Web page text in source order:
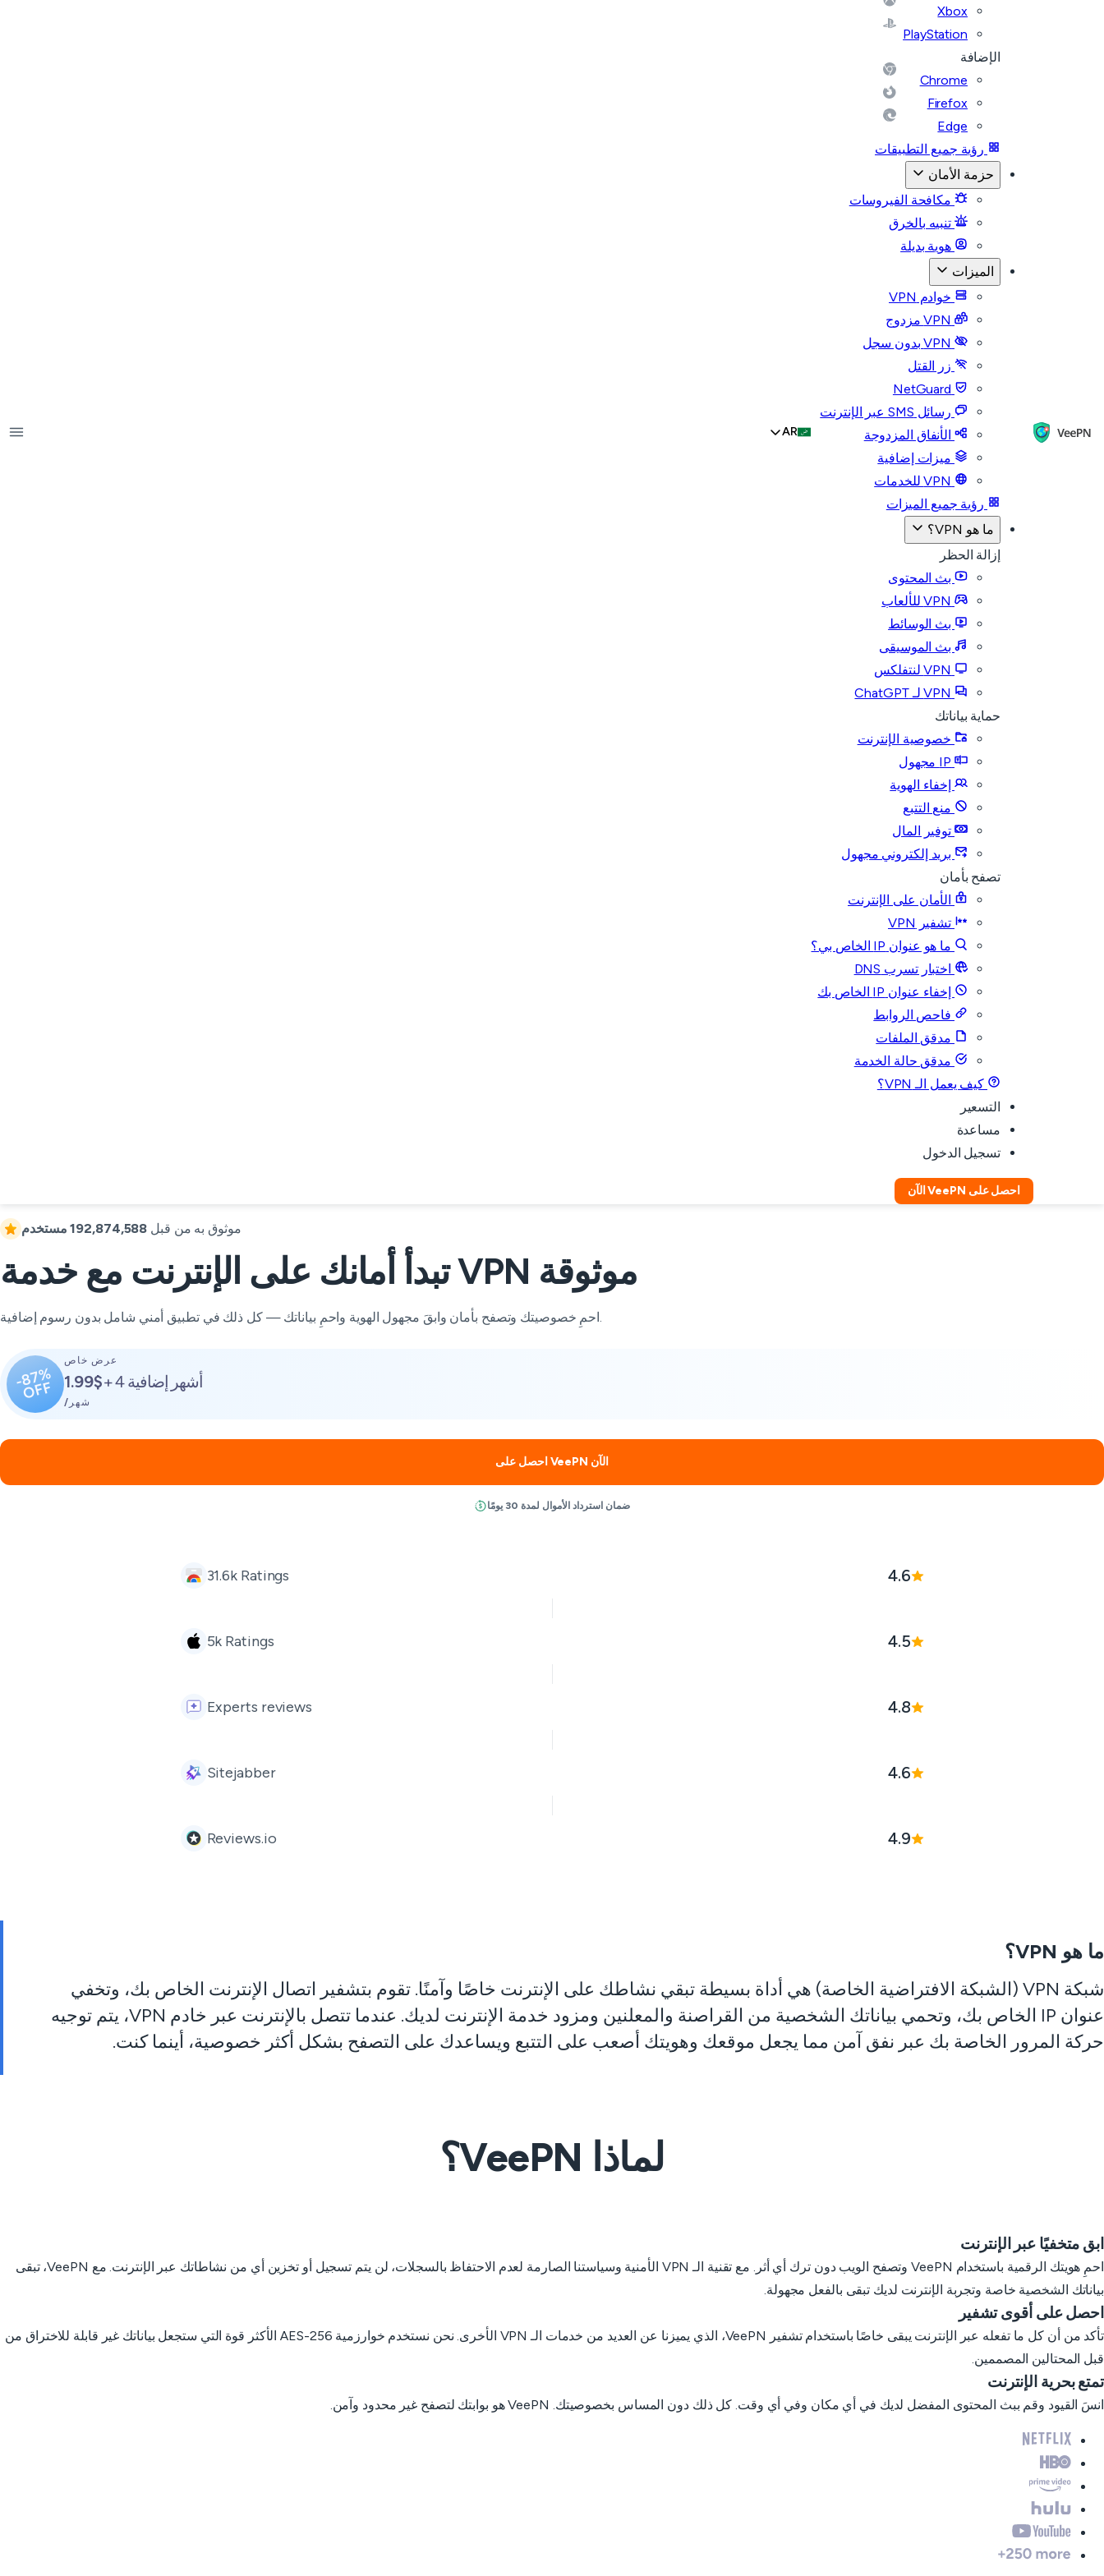
Xbox
PlayStation
الإضافة
Chrome
Firefox
Edge
رؤية جميع التطبيقات
حزمة الأمان
مكافحة الفيروسات
تنبيه بالخرق
هوية بديلة
الميزات
خوادم VPN
زر القتل
رسائل SMS عبر الإنترنت
الأنفاق المزدوجة
ميزات إضافية
رؤية جميع الميزات
ما هو VPN؟
إزالة الحظر
بث المحتوى
بث الوسائط
بث الموسيقى
حماية بياناتك
خصوصية الإنترنت
إخفاء الهوية
منع التتبع
توفير المال
بريد إلكتروني مجهول
تصفح بأمان
الأمان على الإنترنت
تشفير VPN
ما هو عنوان IP الخاص بي؟
اختبار تسرب DNS
إخفاء عنوان IP الخاص بك
فاحص الروابط
مدقق الملفات
مدقق حالة الخدمة
كيف يعمل الـ VPN؟
التسعير
مساعدة
تسجيل الدخول
احصل على VeePN الآن
AR
موثوق به من قبل 192,874,588 مستخدم
تبدأ أمانك على الإنترنت مع خدمة VPN موثوقة
احمِ خصوصيتك وتصفح بأمان وابقَ مجهول الهوية واحمِ بياناتك — كل ذلك في تطبيق أمني شامل بدون رسوم إضافية.
-87%
OFF
عرض خاص
1.99$ + 4 أشهر إضافية
/شهر
احصل على VeePN الآن
ضمان استرداد الأموال لمدة 30 يومًا
31.6k Ratings 4.6
5k Ratings 4.5
Experts reviews 4.8
Sitejabber 4.6
Reviews.io 4.9
ما هو VPN؟
شبكة VPN (الشبكة الافتراضية الخاصة) هي أداة بسيطة تبقي نشاطك على الإنترنت خاصًا وآمنًا. تقوم بتشفير اتصال الإنترنت الخاص بك، وتخفي
عنوان IP الخاص بك، وتحمي بياناتك الشخصية من القراصنة والمعلنين ومزود خدمة الإنترنت لديك. عندما تتصل بالإنترنت عبر خادم VPN، يتم توجيه
حركة المرور الخاصة بك عبر نفق آمن مما يجعل موقعك وهويتك أصعب على التتبع ويساعدك على التصفح بشكل أكثر خصوصية، أينما كنت.
لماذا VeePN؟
ابق متخفيًا عبر الإنترنت
احمِ هويتك الرقمية باستخدام VeePN وتصفح الويب دون ترك أي أثر. مع تقنية الـ VPN الأمنية وسياستنا الصارمة لعدم الاحتفاظ بالسجلات، لن يتم تسجيل أو تخزين أي من نشاطاتك عبر الإنترنت. مع VeePN، تبقى
بياناتك الشخصية خاصة وتجربة الإنترنت لديك تبقى بالفعل مجهولة.
احصل على أقوى تشفير
تأكد من أن كل ما تفعله عبر الإنترنت يبقى خاصًا باستخدام تشفير VeePN، الذي يميزنا عن العديد من خدمات الـ VPN الأخرى. نحن نستخدم خوارزمية AES-256 الأكثر قوة التي ستجعل بياناتك غير قابلة للاختراق من
قبل المحتالين المصممين.
تمتع بحرية الإنترنت
انسَ القيود وقم ببث المحتوى المفضل لديك في أي مكان وفي أي وقت. كل ذلك دون المساس بخصوصيتك. VeePN هو بوابتك لتصفح غير محدود وآمن.